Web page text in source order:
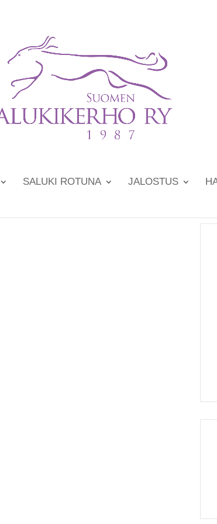
SALUKI ROTUNA JALOSTUS